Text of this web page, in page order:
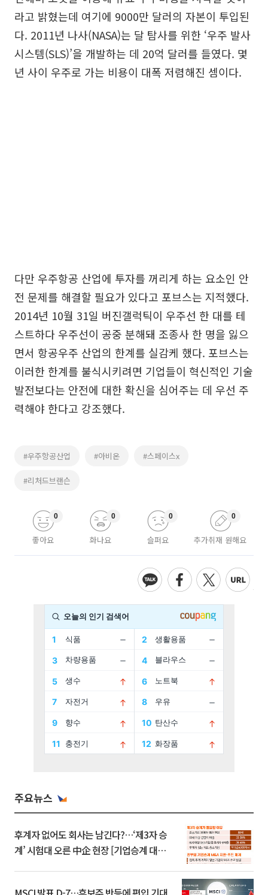
라고 밝혔는데 여기에 9000만 달러의 자본이 투입된
다. 2011년 나사(NASA)는 달 탐사를 위한 ‘우주 발사
시스템(SLS)’을 개발하는 데 20억 달러를 들였다. 몇
년 사이 우주로 가는 비용이 대폭 저렴해진 셈이다.
다만 우주항공 산업에 투자를 꺼리게 하는 요소인 안
전 문제를 해결할 필요가 있다고 포브스는 지적했다.
2014년 10월 31일 버진갤럭틱이 우주선 한 대를 테
스트하다 우주선이 공중 분해돼 조종사 한 명을 잃으
면서 항공우주 산업의 한계를 실감케 했다. 포브스는
이러한 한계를 불식시키려면 기업들이 혁신적인 기술
발전보다는 안전에 대한 확신을 심어주는 데 우선 주
력해야 한다고 강조했다.
#우주항공산업 #아비온 #스페이스x
#리처드브랜슨
좋아요
0
화나요
0
슬퍼요
0
추가취재 원해요
0
주요뉴스
후계자 없어도 회사는 남긴다?…‘제3자 승
계’ 시험대 오른 中企 현장 [기업승계 대전